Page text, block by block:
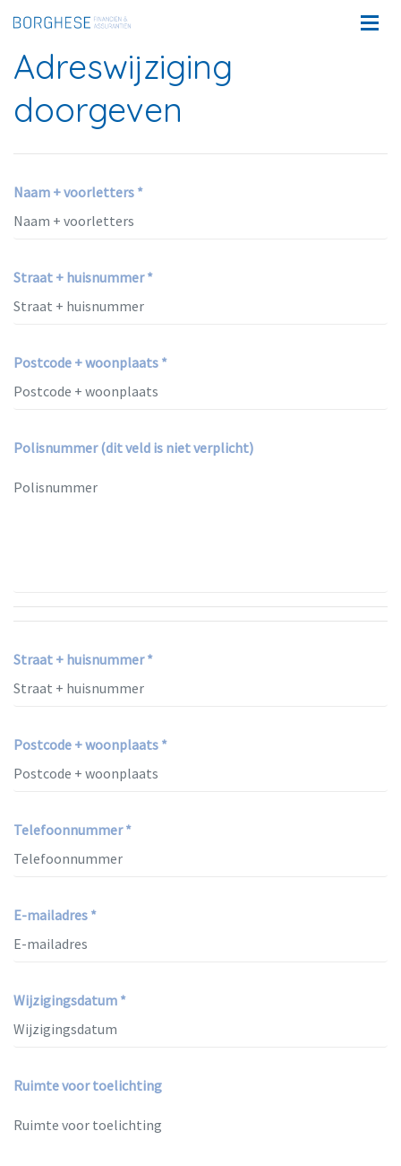
Adreswijziging
doorgeven
Naam + voorletters *
Straat + huisnummer *
Postcode + woonplaats *
Polisnummer (dit veld is niet verplicht)
Straat + huisnummer *
Postcode + woonplaats *
Telefoonnummer *
E-mailadres *
Wijzigingsdatum *
Ruimte voor toelichting